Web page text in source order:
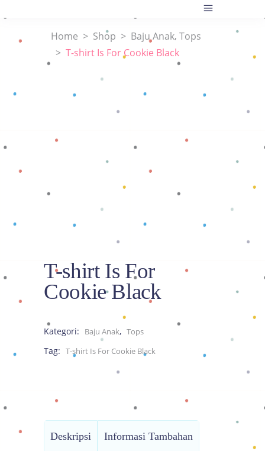
Home > Shop > Baju Anak, Tops
> T-shirt Is For Cookie Black
T-shirt Is For
Cookie Black
Kategori: Baju Anak, Tops
Tag: T-shirt Is For Cookie Black
Deskripsi Informasi Tambahan